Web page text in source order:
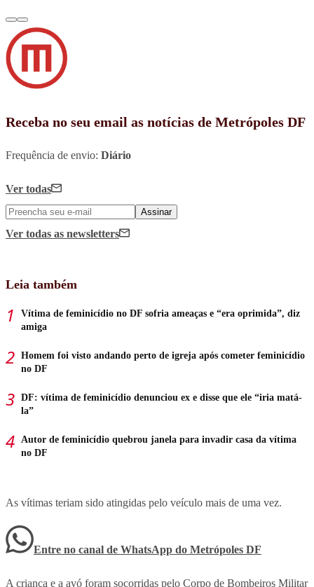
Receba no seu email as notícias de Metrópoles DF
Frequência de envio: Diário
Ver todas
Assinar
Ver todas as newsletters
Leia também
Vítima de feminicídio no DF sofria ameaças e “era oprimida”, diz
amiga
Homem foi visto andando perto de igreja após cometer feminicídio
no DF
DF: vítima de feminicídio denunciou ex e disse que ele “iria matá-
la”
Autor de feminicídio quebrou janela para invadir casa da vítima
no DF
As vítimas teriam sido atingidas pelo veículo mais de uma vez.
Entre no canal de WhatsApp do Metrópoles DF
A criança e a avó foram socorridas pelo Corpo de Bombeiros Militar